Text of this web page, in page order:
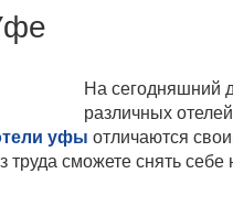
На сегодняшний
различных
уфы отличаются
сможете снять